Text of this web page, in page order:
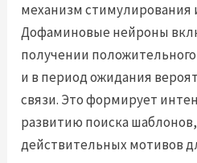
механизм стимулирования
Дофаминовые нейроны
получении положительного
и в период ожидания
связи. Это формирует
развитию поиска
действительных мотивов